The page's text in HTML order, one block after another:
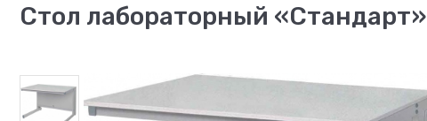
Стол лабораторный «Стандарт»